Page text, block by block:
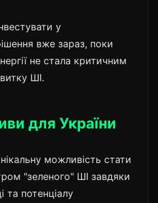
у
вже зараз, поки
не стала критичним
ШІ.
для України
можливість стати
"зеленого" ШІ завдяки
та потенціалу